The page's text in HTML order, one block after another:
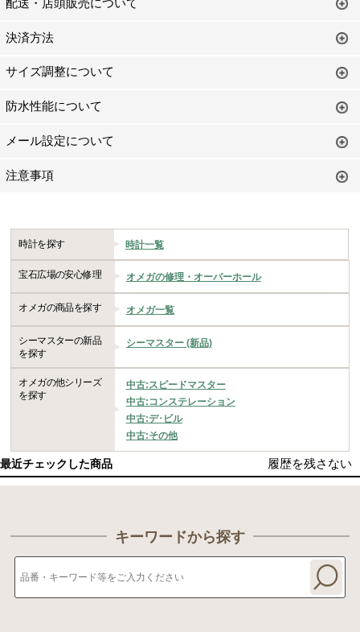
配送・店頭販売について
決済方法
サイズ調整について
防水性能について
メール設定について
注意事項
時計を探す 時計一覧
宝石広場の安心修理 オメガの修理・オーバーホール
オメガの商品を探す オメガ一覧
シーマスターの新品
を探す
シーマスター (新品)
オメガの他シリーズ
を探す
中古:スピードマスター
中古:コンステレーション
中古:デ･ビル
中古:その他
最近チェックした商品 履歴を残さない
キーワードから探す